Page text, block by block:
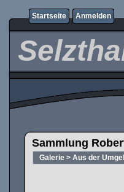
Startseite Anmelden
Sammlung
Galerie > Aus der